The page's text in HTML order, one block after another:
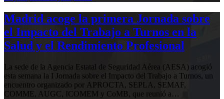
Madrid acoge la primera Jornada sobre
el Impacto del Trabajo a Turnos en la
Salud y el Rendimiento Profesional
La sede de la Agencia Estatal de Seguridad Aérea (AESA) acogió
esta semana la I Jornada sobre el Impacto del Trabajo a Turnos, un
encuentro organizado por APROCTA, SEPLA, SEMAF,
COMME, AUGC, ICOMEM y CoMB, que reunió a…